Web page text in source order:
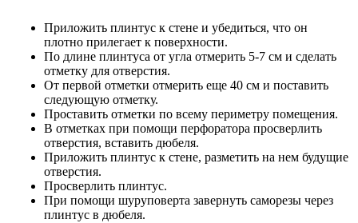
Приложить плинтус к стене и убедиться, что он
плотно прилегает к поверхности.
По длине плинтуса от угла отмерить 5-7 см и сделать
отметку для отверстия.
От первой отметки отмерить еще 40 см и поставить
следующую отметку.
Проставить отметки по всему периметру помещения.
В отметках при помощи перфоратора просверлить
отверстия, вставить дюбеля.
Приложить плинтус к стене, разметить на нем будущие
отверстия.
Просверлить плинтус.
При помощи шуруповерта завернуть саморезы через
плинтус в дюбеля.